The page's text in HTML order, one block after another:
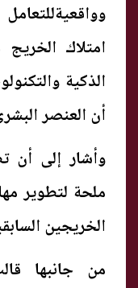
امتلاك
الذكية
أن العنصر
وأشار إلى أن
ملحة لتطوير
الخريجين
من جانبها